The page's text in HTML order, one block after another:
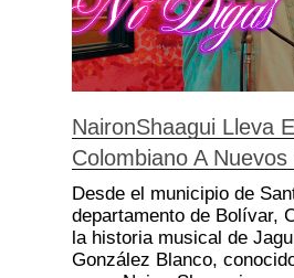
NaironShaagui Lleva
Colombiano A
Desde el municipio de
departamento de Bolívar,
la historia musical de
González Blanco,